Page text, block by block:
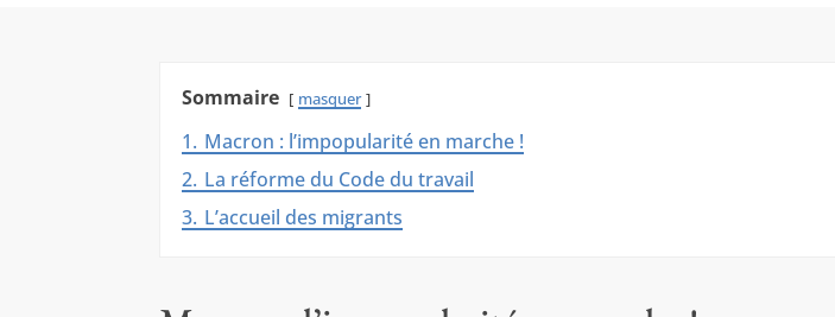
Sommaire masquer
1. Macron : l’impopularité en marche !
2. La réforme du Code du travail
3. L’accueil des migrants